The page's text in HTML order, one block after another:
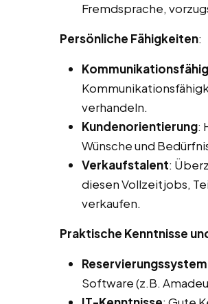
Fremdsprache,
Persönliche Fähigkeiten:
verhandeln.
Kundenorientierung:
Wünsche und
Verkaufstalent:
diesen Vollzeitjobs,
verkaufen.
Praktische Kenntnisse
Software (z.B.